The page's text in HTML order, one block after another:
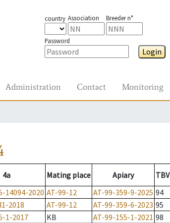
country Association Breeder n°
Password
Login
Administration Contact Monitoring
4a Mating place Apiary TBV
14094-2020 AT-99-12 AT-99-359-9-2025 94
2018 AT-99-12 AT-99-359-6-2023 95
1-2017 KB AT-99-155-1-2021 98